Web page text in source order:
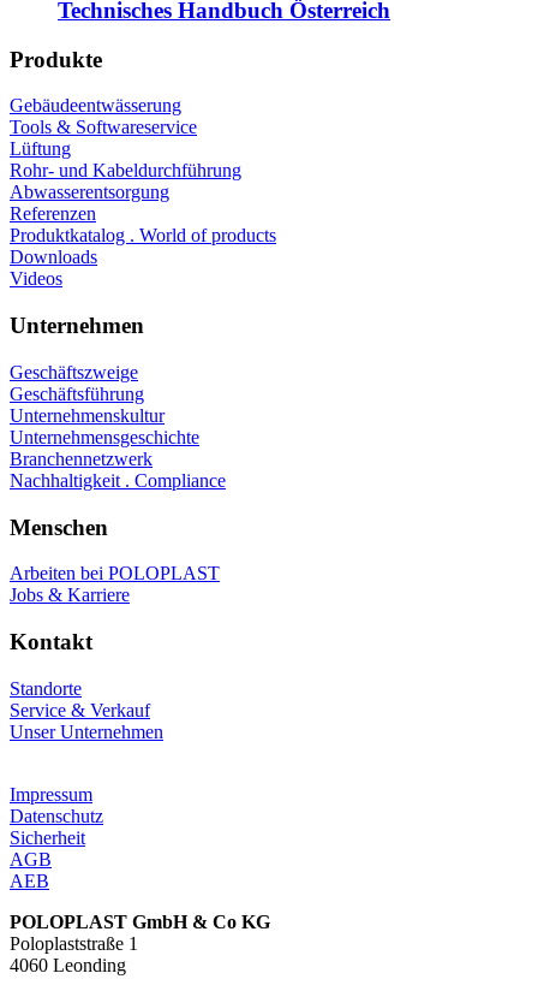
Technisches Handbuch Österreich
Produkte
Gebäudeentwässerung
Tools & Softwareservice
Lüftung
Rohr- und Kabeldurchführung
Abwasserentsorgung
Referenzen
Produktkatalog . World of products
Downloads
Videos
Unternehmen
Geschäftszweige
Geschäftsführung
Unternehmenskultur
Unternehmensgeschichte
Branchennetzwerk
Nachhaltigkeit . Compliance
Menschen
Arbeiten bei POLOPLAST
Jobs & Karriere
Kontakt
Standorte
Service & Verkauf
Unser Unternehmen
Impressum
Datenschutz
Sicherheit
AGB
AEB
POLOPLAST GmbH & Co KG
Poloplaststraße 1
4060 Leonding